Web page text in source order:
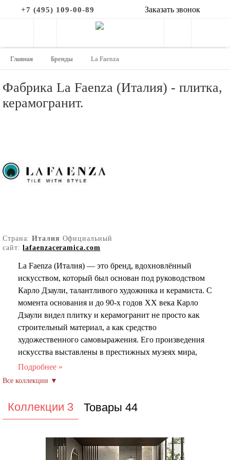
+7 (495) 109-00-89 Заказать звонок
Главная Бренды La Faenza
Фабрика La Faenza (Италия) - плитка,
керамогранит.
Страна:Италия Официальный
сайт:lafaenzaceramica.com
La Faenza (Италия) — это бренд, вдохновлённый
искусством, который был основан под руководством
Карло Дзаули, талантливого художника и керамиста. С
момента основания и до 90-х годов XX века Карло
Дзаули видел плитку и керамогранит не просто как
строительный материал, а как средство
художественного самовыражения. Его произведения
искусства выставлены в престижных музеях мира,
таких как Victoria & Albert Museum в Лондоне. Это
коллекции плитки и керамогранита Ла Фаенза.
Коллекции La Faenza сочетают в себе красоту и
черпают вдохновение из природы и искусства, создавая
плитку и керамогранит, которая радует глаз и обладает
Коллекции 3 Товары 44